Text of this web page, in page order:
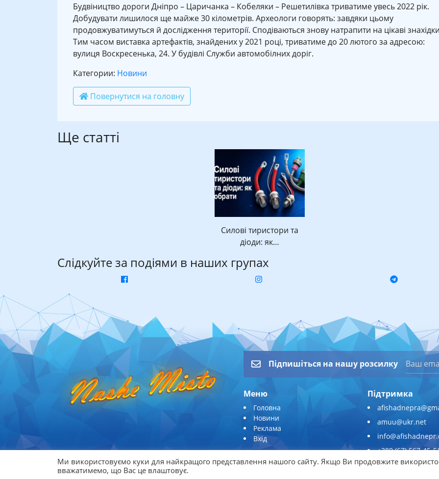
Будвіництво дороги Дніпро – Царичанка – Кобеляки – Решетилівка триватиме увесь 2022 рік.
Добудувати лишилося ще майже 30 кілометрів. Археологи говорять: завдяки цьому
продовжуватимуться й дослідження території. Сподіваються знову натрапити на цікаві
Тим часом виставка артефактів, знайдених у 2021 році, триватиме до 20 лютого за адресою:
вулиця Воскресенька, 24. У будівлі Служби автомобілних доріг.
Категории: Новини
Повернутися на головну
Ще статті
Силові тиристори та
діоди: як…
Слідкуйте за подіями в наших групах
Підпишіться на нашу розсилку
Меню
Головна
Новини
Реклама
Вхід
Підтримка
amuu@ukr.net
+380 (67) 567-45-
© 2026Афіша Дніпра
Ми використовуємо куки для найкращого представлення нашого сайту. Якщо Ви продовжите
вважатимемо, що Вас це влаштовує.